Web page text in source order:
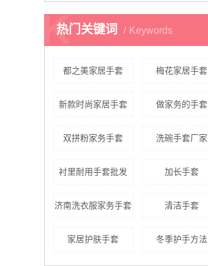
热门关键词 Keywords
K
都之美家居手套 梅花家居手套
新款时尚家居手套 做家务的手套
双拼粉家务手套 洗碗手套厂家
衬里耐用手套批发 加长手套
济南洗衣服家务手套 清洁手套
家居护肤手套 冬季护手方法